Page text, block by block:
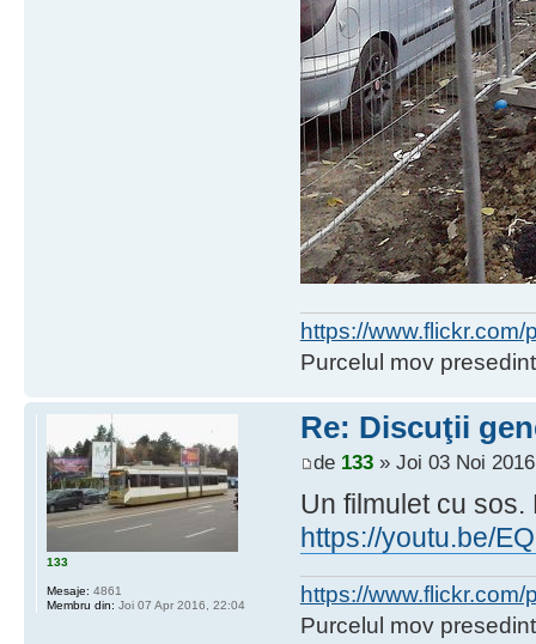
https://
Purcelul mov
Re: Discuţii
de 133» Joi 03 Noi
Un filmulet cu sos.
https://youtu.be/
https://
Purcelul mov
133
Mesaje: 4861
Membru din: Joi 07 Apr 2016, 22:04